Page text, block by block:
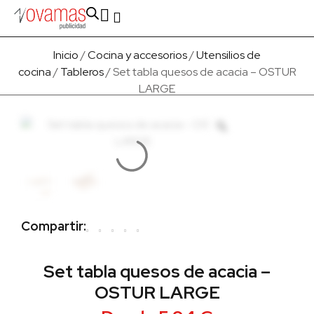
Inicio/Cocina y accesorios/Utensilios de
cocina/Tableros/ Set tabla quesos de acacia – OSTUR
LARGE
Set tabla quesos de acacia –
OSTUR LARGE
Compartir: